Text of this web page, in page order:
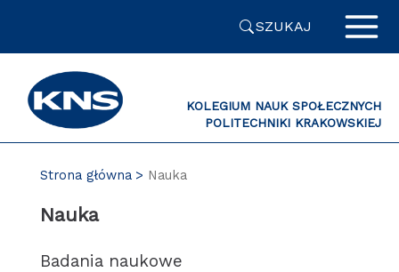
SZUKAJ
KOLEGIUM NAUK SPOŁECZNYCH
POLITECHNIKI KRAKOWSKIEJ
Strona główna Nauka
Nauka
Badania naukowe